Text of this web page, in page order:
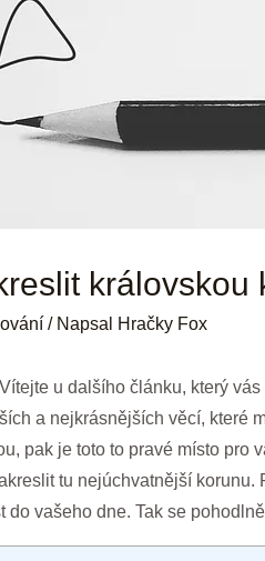
královskou
/ Napsal Hračky Fox
u dalšího článku, který
a nejkrásnějších věcí, které
pak je toto to pravé místo pro
tu nejúchvatnější
do vašeho dne. Tak se